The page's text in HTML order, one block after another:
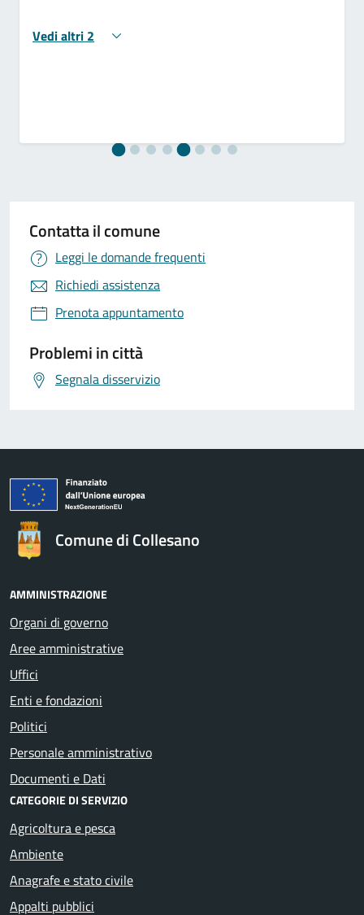
Vedi altri 2
Contatta il comune
Leggi le domande frequenti
Richiedi assistenza
Prenota appuntamento
Problemi in città
Segnala disservizio
Comune di Collesano
AMMINISTRAZIONE
Organi di governo
Aree amministrative
Uffici
Enti e fondazioni
Politici
Personale amministrativo
Documenti e Dati
CATEGORIE DI SERVIZIO
Agricoltura e pesca
Ambiente
Anagrafe e stato civile
Appalti pubblici